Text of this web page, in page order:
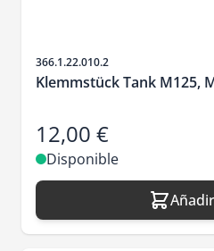
SKU
366.1.22.010.2
Klemmstück Tank M125,
12,00 €
Disponible
Añadir